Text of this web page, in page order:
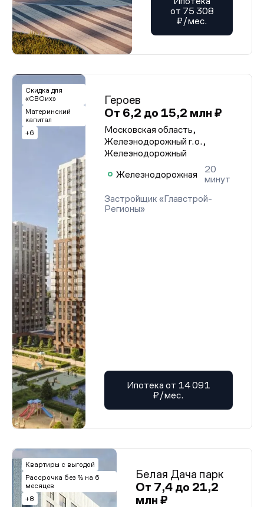
от 75 308
₽/мес.
Скидка для
«СВОих»
Материнский
капитал
+6
Героев
От 6,2 до 15,2 млн ₽
Московская область,
Железнодорожный г.о.,
Железнодорожный
Железнодорожная
20
минут
Застройщик «Главстрой-
Регионы»
Ипотека от 14 091
₽/мес.
Квартиры с выгодой
Рассрочка без % на 6
месяцев
+8
Белая Дача парк
От 7,4 до 21,2
млн ₽